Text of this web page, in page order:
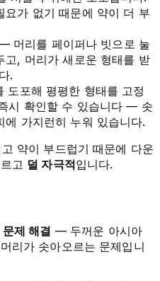
요가 없기 때문에 약이 더 부
머리를 페이퍼나 빗으로 눌
고, 머리가 새로운 형태를 받
.
포해 평평한 형태를 고정
시 확인할 수 있습니다 — 솟
가지런히 누워 있습니다.
약이 부드럽기 때문에 다운
고 덜 자극적입니다.
제 해결 — 두꺼운 아시아
리가 솟아오르는 문제입니